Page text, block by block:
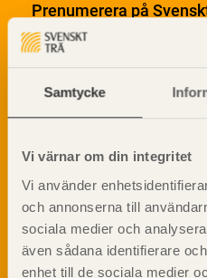
Samtycke
Vi värnar om din integritet
Vi använder
och annonserna till
sociala medier och
även sådana identifierare
enhet till de sociala medier
Prenumerera på
informationsutskick!